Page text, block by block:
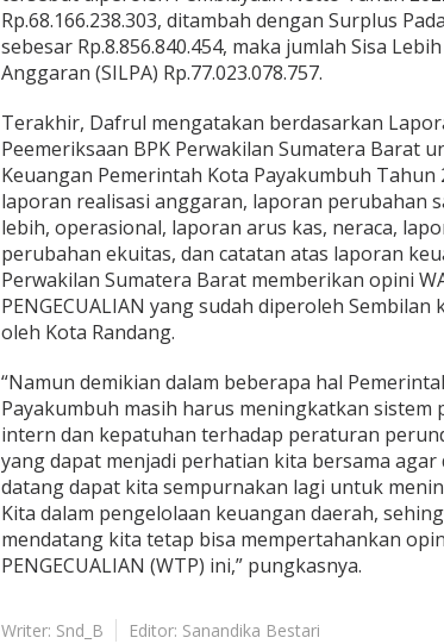
Rp.68.166.238.303, ditambah dengan Surplus
sebesar Rp.8.856.840.454, maka jumlah Sisa
Anggaran (SILPA) Rp.77.023.078.757.
Terakhir, Dafrul mengatakan berdasarkan
Peemeriksaan BPK Perwakilan Sumatera Barat
Keuangan Pemerintah Kota Payakumbuh Tahun
laporan realisasi anggaran, laporan perubahan
lebih, operasional, laporan arus kas, neraca,
perubahan ekuitas, dan catatan atas laporan
Perwakilan Sumatera Barat memberikan opini
PENGECUALIAN yang sudah diperoleh
oleh Kota Randang.
“Namun demikian dalam beberapa hal
Payakumbuh masih harus meningkatkan sistem
intern dan kepatuhan terhadap peraturan
yang dapat menjadi perhatian kita bersama agar
datang dapat kita sempurnakan lagi untuk
Kita dalam pengelolaan keuangan daerah,
mendatang kita tetap bisa mempertahankan
PENGECUALIAN (WTP) ini,” pungkasnya.
Writer: Snd_B Editor: Sanandika Bestari